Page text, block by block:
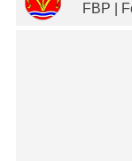
FBP |